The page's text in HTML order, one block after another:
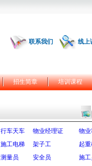
联系我们 线上
招生简章 培训课程
行车天车 物业经理证 物
施工电梯 架子工 起
测量员 安全员 施工